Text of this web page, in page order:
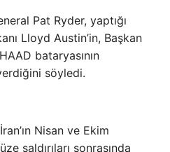
Pat Ryder, yaptığı
Lloyd Austin’in, Başkan
bataryasının
söyledi.
Nisan ve Ekim
saldırıları sonrasında